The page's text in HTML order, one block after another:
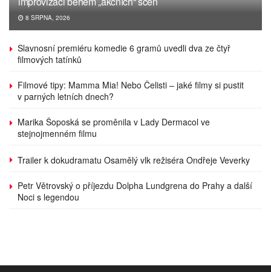
8 SRPNA, 2026
Slavnosní premiéru komedie 6 gramů uvedli dva ze čtyř
filmových tatínků
Filmové tipy: Mamma Mia! Nebo Čelisti – jaké filmy si pustit
v parných letních dnech?
Marika Šoposká se proměnila v Lady Dermacol ve
stejnojmenném filmu
Trailer k dokudramatu Osamělý vlk režiséra Ondřeje Veverky
Petr Větrovský o příjezdu Dolpha Lundgrena do Prahy a další
Noci s legendou